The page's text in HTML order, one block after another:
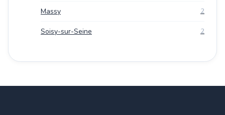
Massy 2
Soisy-sur-Seine 2